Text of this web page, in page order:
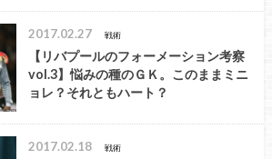
2017.02.27 戦術
【リバプールのフォーメーション考察
vol.3】悩みの種のＧＫ。このままミニ
ョレ？それともハート？
2017.02.18 戦術